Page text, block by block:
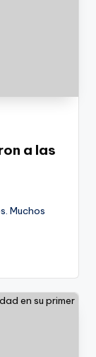
a las
Muchos